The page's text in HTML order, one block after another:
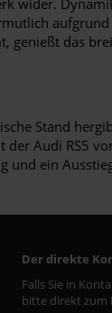
genießt das
Stand
Audi RS5
und ein
Der direkte
Falls Sie in
bitte direkt zum